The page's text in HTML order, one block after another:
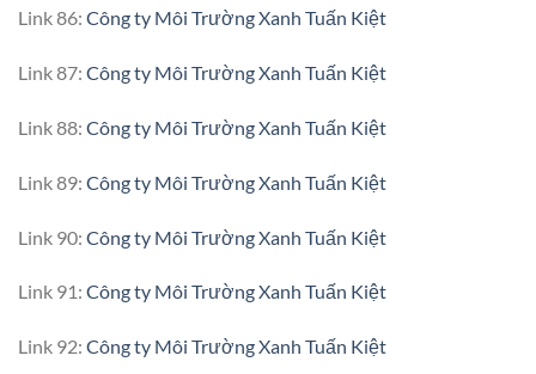
Link 86: Công ty Môi Trường Xanh Tuấn Kiệt
Link 87: Công ty Môi Trường Xanh Tuấn Kiệt
Link 88: Công ty Môi Trường Xanh Tuấn Kiệt
Link 89: Công ty Môi Trường Xanh Tuấn Kiệt
Link 90: Công ty Môi Trường Xanh Tuấn Kiệt
Link 91: Công ty Môi Trường Xanh Tuấn Kiệt
Link 92: Công ty Môi Trường Xanh Tuấn Kiệt